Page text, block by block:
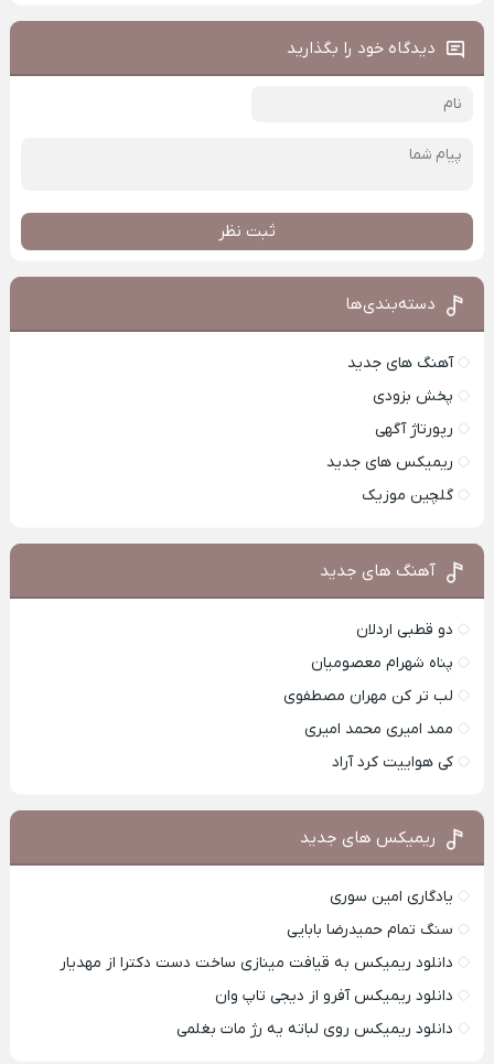
دیدگاه خود را بگذارید
ثبت نظر
دسته‌بندی‌ها
آهنگ های جدید
پخش بزودی
رپورتاژ آگهی
ریمیکس های جدید
گلچین موزیک
آهنگ های جدید
دو قطبی اردلان
پناه شهرام معصومیان
لب تر کن مهران مصطفوی
ممد امیری محمد امیری
کی هواییت کرد آراد
ریمیکس های جدید
یادگاری امین سوری
سنگ تمام حمیدرضا بابایی
دانلود ریمیکس به قیافت مینازی ساخت دست دکترا از مهدیار
دانلود ریمیکس آفرو از ديجی تاپ وان
دانلود ریمیکس روی لباته یه رژ مات بغلمی